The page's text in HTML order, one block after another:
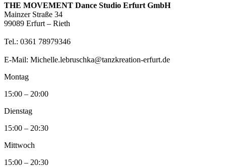
THE MOVEMENT Dance Studio Erfurt GmbH
Mainzer Straße 34
99089 Erfurt – Rieth
Tel.: 0361 78979346
E-Mail: Michelle.lebruschka@tanzkreation-erfurt.de
Montag
15:00 – 20:00
Dienstag
15:00 – 20:30
Mittwoch
15:00 – 20:30